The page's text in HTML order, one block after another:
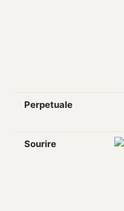
Perpetuale
Sourire